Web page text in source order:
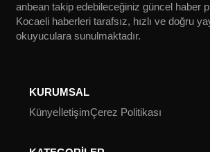
anbean takip edebileceğiniz güncel haber
Kocaeli haberleri tarafsız, hızlı ve doğru
okuyuculara sunulmaktadır.
KURUMSAL
KünyeİletişimÇerez Politikası